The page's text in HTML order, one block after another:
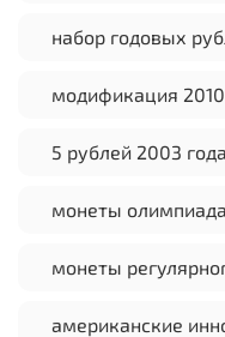
набор годовых
модификация 2010
5 рублей 2003 года
монеты
монеты
американские